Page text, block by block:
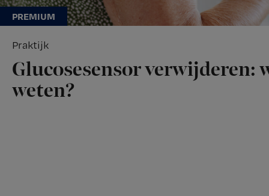
Praktijk
Glucosesensor verwijderen:
weten?